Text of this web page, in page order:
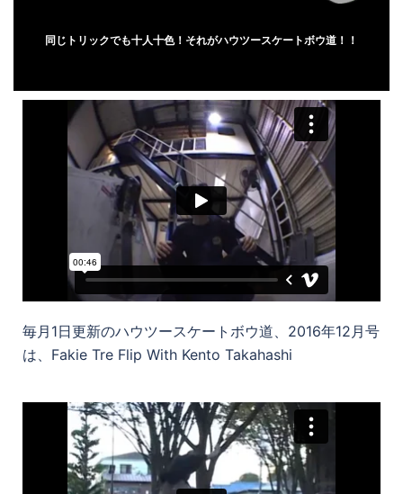
同じトリックでも十人十色！それがハウツースケートボウ道！！
毎月1日更新のハウツースケートボウ道、2016年12月号
は、Fakie Tre Flip With Kento Takahashi